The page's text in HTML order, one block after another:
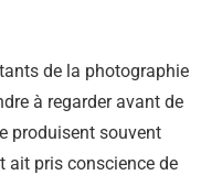
de la photographie
à regarder avant de
produisent souvent
ait pris conscience de